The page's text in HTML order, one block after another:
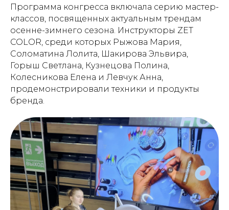
Программа конгресса включала серию мастер-
классов, посвященных актуальным трендам
осенне-зимнего сезона. Инструкторы ZET
COLOR, среди которых Рыжова Мария,
Соломатина Лолита, Шакирова Эльвира,
Горыш Светлана, Кузнецова Полина,
Колесникова Елена и Левчук Анна,
продемонстрировали техники и продукты
бренда.